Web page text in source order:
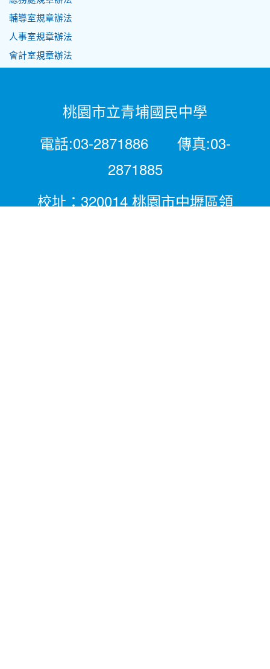
輔導室規章辦法
人事室規章辦法
會計室規章辦法
桃園市立青埔國民中學
電話:03-2871886 傳真:03-
2871885
校址：320014 桃園市中壢區領